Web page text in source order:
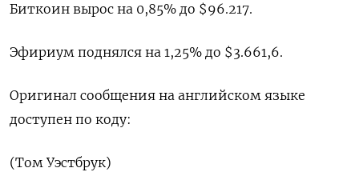
Биткоин вырос на 0,85% до $96.217.
Эфириум поднялся на 1,25% до $3.661,6.
Оригинал сообщения на английском языке
доступен по коду:
(Том Уэстбрук)